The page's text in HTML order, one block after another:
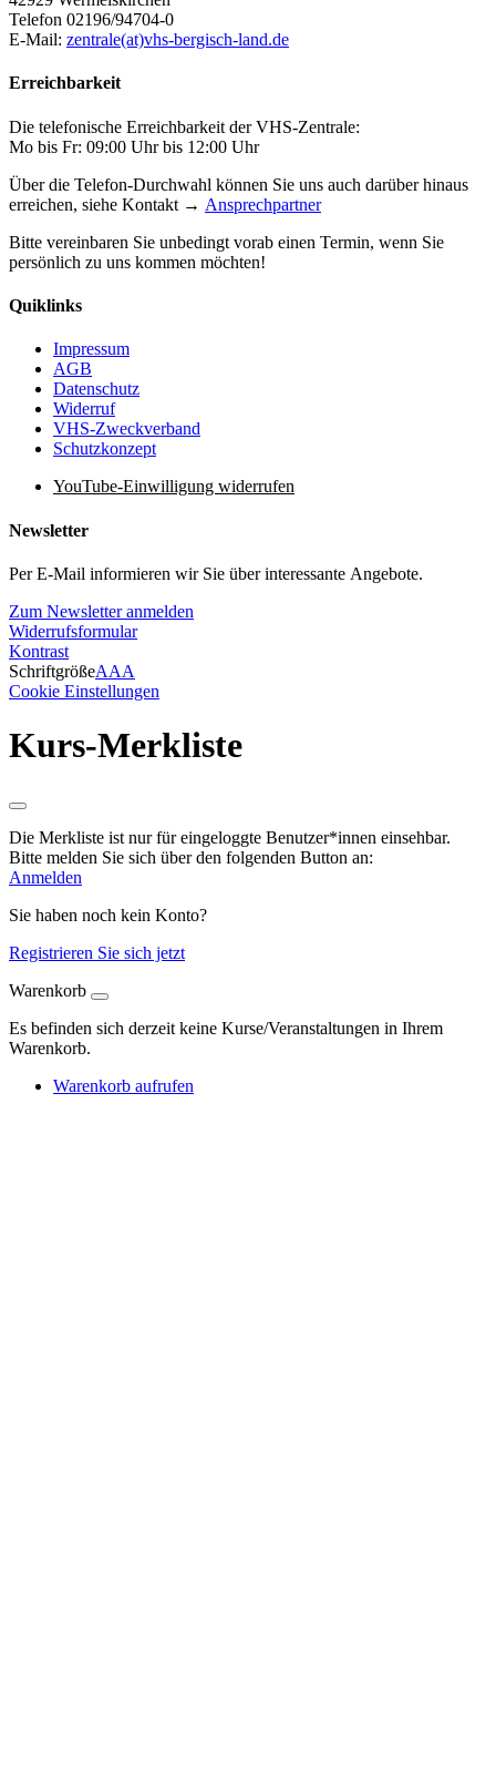
Telefon 02196/94704-0
E-Mail: zentrale(at)vhs-bergisch-land.de
Erreichbarkeit
Die telefonische Erreichbarkeit der VHS-Zentrale:
Mo bis Fr: 09:00 Uhr bis 12:00 Uhr
Über die Telefon-Durchwahl können Sie uns auch darüber hinaus
erreichen, siehe Kontakt → Ansprechpartner
Bitte vereinbaren Sie unbedingt vorab einen Termin, wenn Sie
persönlich zu uns kommen möchten!
Quiklinks
Impressum
AGB
Datenschutz
Widerruf
VHS-Zweckverband
Schutzkonzept
YouTube-Einwilligung widerrufen
Newsletter
Per E-Mail informieren wir Sie über interessante Angebote.
Zum Newsletter anmelden
Widerrufsformular
Kontrast
SchriftgrößeAAA
Cookie Einstellungen
Kurs-Merkliste
Die Merkliste ist nur für eingeloggte Benutzer*innen einsehbar.
Bitte melden Sie sich über den folgenden Button an:
Anmelden
Sie haben noch kein Konto?
Registrieren Sie sich jetzt
Warenkorb
Es befinden sich derzeit keine Kurse/Veranstaltungen in Ihrem
Warenkorb.
Warenkorb aufrufen